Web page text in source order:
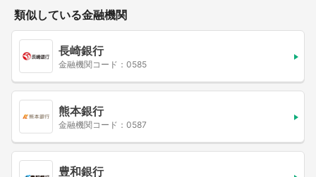
類似している金融機関
長崎銀行
金融機関コード：0585
熊本銀行
金融機関コード：0587
豊和銀行